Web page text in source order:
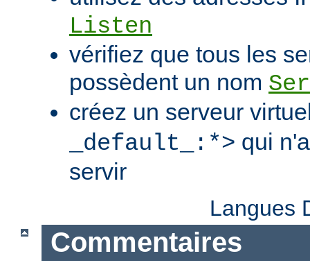
Listen
vérifiez que tous les
possèdent un nom
créez un serveur
_default_:*> qui
servir
Langues
Commentaires